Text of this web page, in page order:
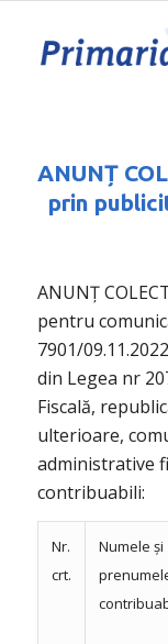
ANUNȚ
prin
ANUNȚ
pentru
7901/
din Legea nr
Fiscală,
ulterioare,
administrative
contribuabili:
Nr.
crt.
Numele și